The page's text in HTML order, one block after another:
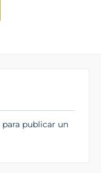
para publicar un